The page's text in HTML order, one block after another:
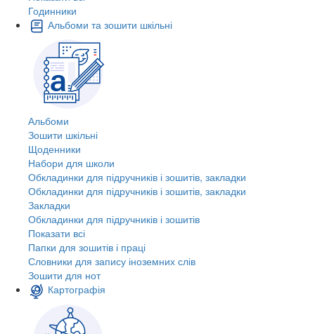
Годинники
Альбоми та зошити шкільні
Альбоми
Зошити шкільні
Щоденники
Набори для школи
Обкладинки для підручників і зошитів, закладки
Обкладинки для підручників і зошитів, закладки
Закладки
Обкладинки для підручників і зошитів
Показати всі
Папки для зошитів і праці
Словники для запису іноземних слів
Зошити для нот
Картографія